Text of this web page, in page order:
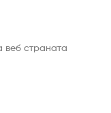
веб страната